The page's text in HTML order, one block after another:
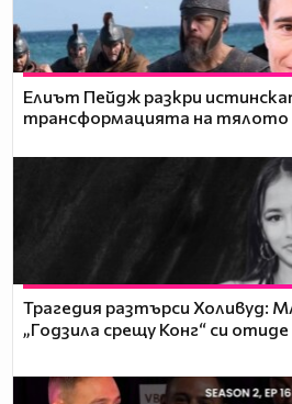
Елиът Пейдж разкри
трансформацията на тялото
Трагедия разтърси Холивуд:
„Годзила срещу Конг“ си